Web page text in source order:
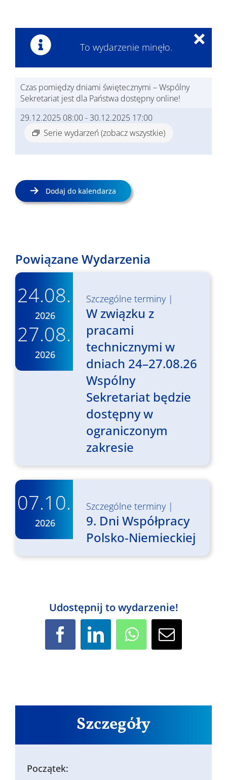
To wydarzenie minęło.
×
Czas pomiędzy dniami świętecznymi – Wspólny
Sekretariat jest dla Państwa dostępny online!
29.12.2025 08:00- 30.12.2025 17:00
Serie wydarzeń(zobacz wszystkie)
Dodaj do kalendarza
Powiązane Wydarzenia
24.08.
2026
27.08.
2026
Szczególne terminy|
W związku z
pracami
technicznymi w
dniach 24–27.08.26
Wspólny
Sekretariat będzie
dostępny w
ograniczonym
zakresie
07.10.
2026
Szczególne terminy|
9. Dni Współpracy
Polsko-Niemieckiej
Udostępnij to wydarzenie!
LinkedIn WhatsAppEmail
Szczegóły
Początek: